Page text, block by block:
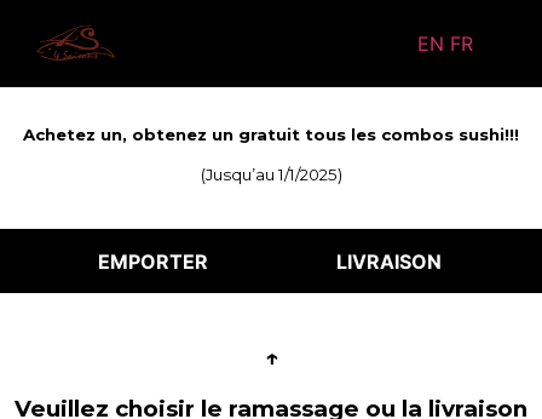
EN FR
Achetez un, obtenez un gratuit tous les combos sushi!!!
(Jusqu’au 1/1/2025)
EMPORTER LIVRAISON
↑
Veuillez choisir le ramassage ou la livraison